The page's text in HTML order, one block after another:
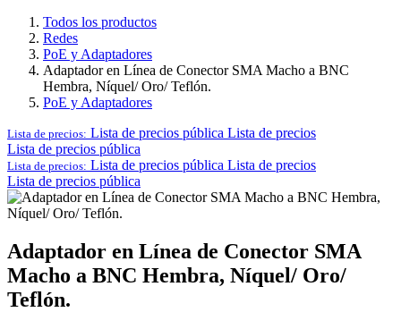
Todos los productos
Redes
PoE y Adaptadores
Adaptador en Línea de Conector SMA Macho a BNC
Hembra, Níquel/ Oro/ Teflón.
PoE y Adaptadores
Lista de precios: Lista de precios pública Lista de precios
Lista de precios pública
Lista de precios: Lista de precios pública Lista de precios
Lista de precios pública
Adaptador en Línea de Conector SMA
Macho a BNC Hembra, Níquel/ Oro/
Teflón.